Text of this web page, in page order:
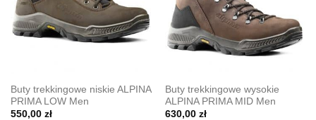
Buty trekkingowe niskie ALPINA
PRIMA LOW Men
550,00 zł
Buty trekkingowe wysokie
ALPINA PRIMA MID Men
630,00 zł